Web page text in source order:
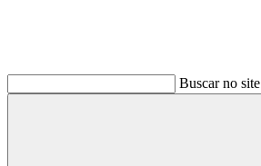
Buscar no site